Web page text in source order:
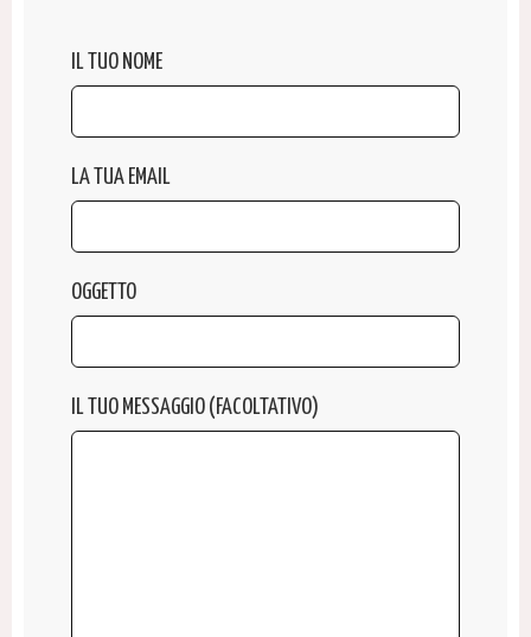
IL TUO NOME
LA TUA EMAIL
OGGETTO
IL TUO MESSAGGIO (FACOLTATIVO)